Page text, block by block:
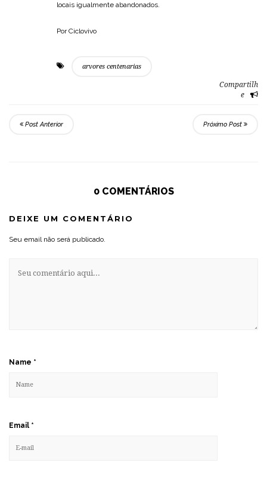
locais igualmente abandonados.
Por Ciclovivo
arvores centenarias
Compartilh
e
Post Anterior Próximo Post
0 COMENTÁRIOS
DEIXE UM COMENTÁRIO
Seu email não será publicado.
Name *
Email *